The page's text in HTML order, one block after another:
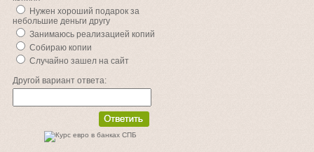
Нужен хороший подарок за
небольшие деньги другу
Занимаюсь реализацией копий
Собираю копии
Случайно зашел на сайт
Другой вариант ответа: